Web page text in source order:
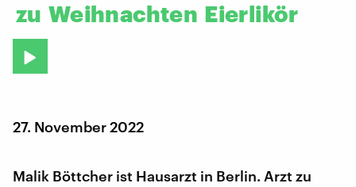
zu Weihnachten Eierlikör
27. November 2022
Malik Böttcher ist Hausarzt in Berlin. Arzt zu